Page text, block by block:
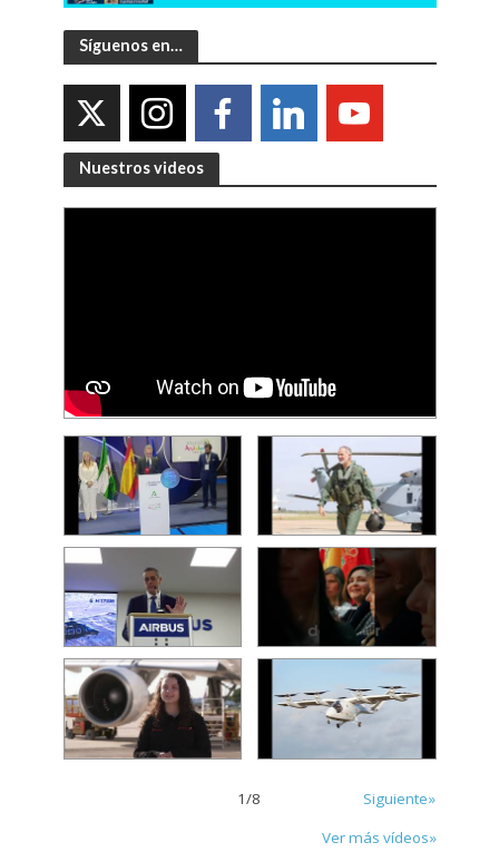
Síguenos en…
Nuestros videos
1/8
Siguiente»
Ver más vídeos»